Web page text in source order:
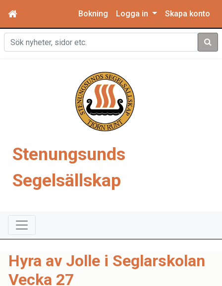
Bokning Logga in Skapa konto
Sök
Stenungsunds
Segelsällskap
Hyra av Jolle i Seglarskolan
Vecka 27